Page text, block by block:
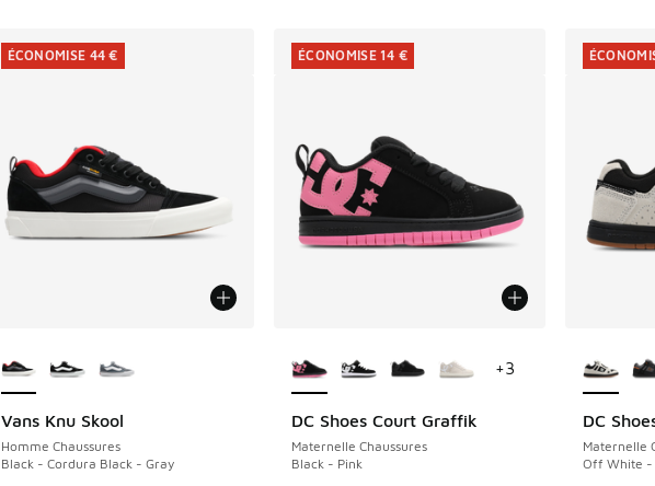
Vans Knu Skool
Homme Chaussures
Black - Cordura Black - Gray
ÉCONOMISE 44 €
ÉCONOMISE 44 €
DC Shoes Court Graffik
Maternelle Chaussures
Black - Pink
ÉCONOMISE 14 €
+3
ÉCONOMISE 14 €
DC
Maternelle
Off White -